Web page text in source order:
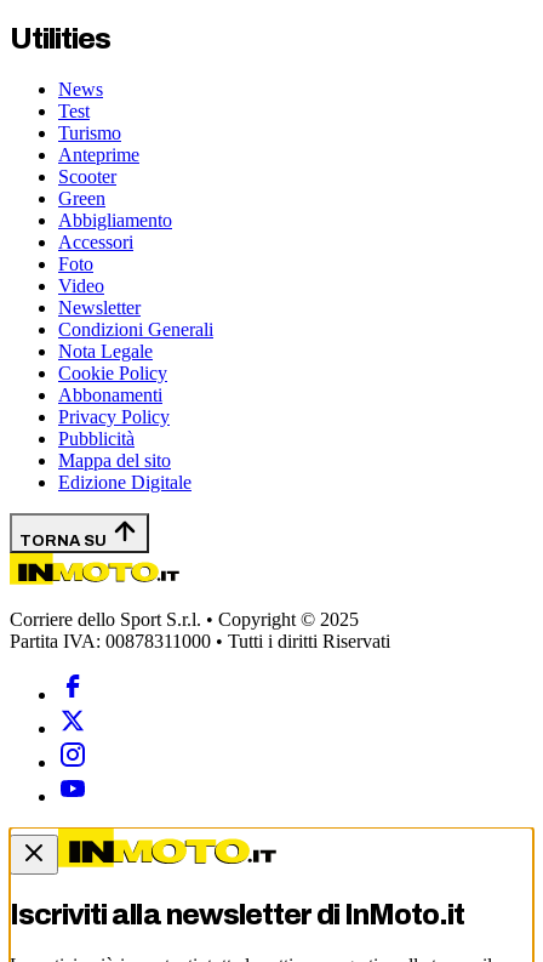
Utilities
News
Test
Turismo
Anteprime
Scooter
Green
Abbigliamento
Accessori
Foto
Video
Newsletter
Condizioni Generali
Nota Legale
Cookie Policy
Abbonamenti
Privacy Policy
Pubblicità
Mappa del sito
Edizione Digitale
TORNA SU
Corriere dello Sport S.r.l. • Copyright © 2025
Partita IVA: 00878311000 • Tutti i diritti Riservati
Iscriviti alla newsletter di InMoto.it